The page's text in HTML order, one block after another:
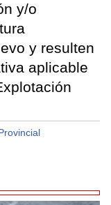
y/o
y resulten
aplicable